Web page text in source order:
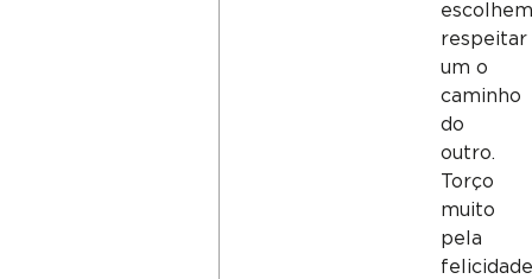
respeitar
um o
caminho
do
outro.
Torço
muito
pela